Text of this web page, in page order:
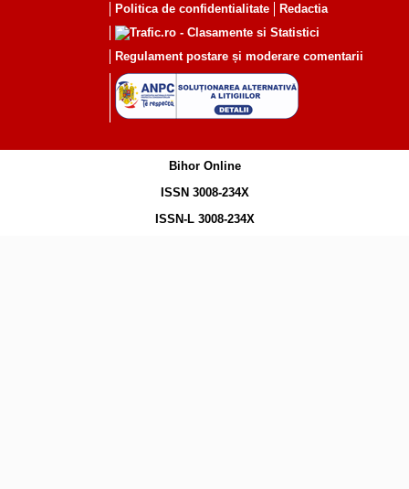
Politica de confidentialitate
Redactia
Regulament postare și moderare comentarii
Bihor Online
ISSN 3008-234X
ISSN-L 3008-234X